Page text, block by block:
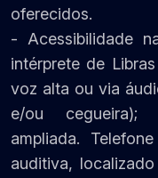
oferecidos.
- Acessibilidade
intérprete de
voz alta ou via
e/ou cegueira);
ampliada.
auditiva,